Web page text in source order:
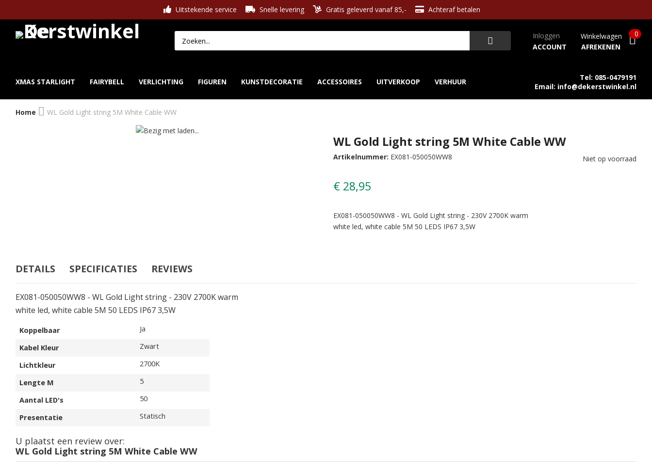
Uitstekende service Snelle levering Gratis geleverd vanaf 85,- Achteraf betalen
Inloggen
ACCOUNT
Winkelwagen
AFREKENEN
0
XMAS STARLIGHT FAIRYBELL VERLICHTING FIGUREN KUNSTDECORATIE ACCESSOIRES UITVERKOOP VERHUUR
Tel: 085-0479191
Email: info@dekerstwinkel.nl
Home WL Gold Light string 5M White Cable WW
WL Gold Light string 5M White Cable WW
Niet op voorraad
Artikelnummer: EX081-050050WW8
€ 28,95
EX081-050050WW8 - WL Gold Light string - 230V 2700K warm
white led, white cable 5M 50 LEDS IP67 3,5W
DETAILS SPECIFICATIES REVIEWS
EX081-050050WW8 - WL Gold Light string - 230V 2700K warm
white led, white cable 5M 50 LEDS IP67 3,5W
Specificaties
Koppelbaar Ja
Kabel Kleur Zwart
Lichtkleur 2700K
Lengte M 5
Aantal LED's 50
Presentatie Statisch
U plaatst een review over:
WL Gold Light string 5M White Cable WW